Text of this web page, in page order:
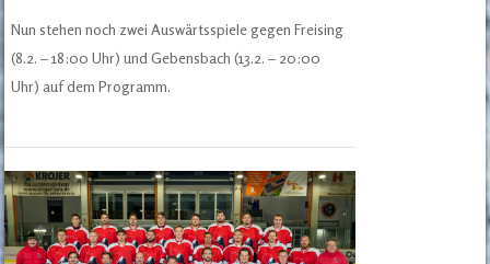
Nun stehen noch zwei Auswärtsspiele gegen Freising
(8.2. – 18:00 Uhr) und Gebensbach (13.2. – 20:00
Uhr) auf dem Programm.